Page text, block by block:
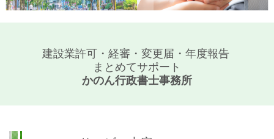
建設業許可・経審・変更届・年度報告
まとめてサポート
かのん行政書士事務所